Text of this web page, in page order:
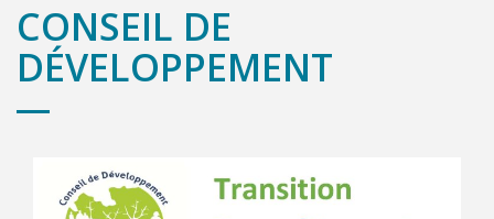
CONSEIL DE
DÉVELOPPEMENT